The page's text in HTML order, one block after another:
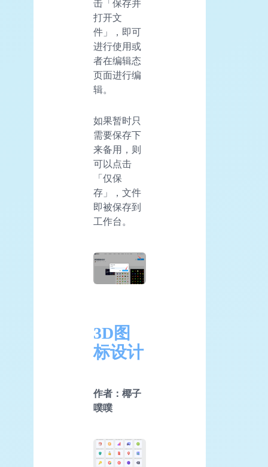
击「保存并
打开文
件」，即可
进行使用或
者在编辑态
页面进行编
辑。
如果暂时只
需要保存下
来备用，则
可以点击
「仅保
存」，文件
即被保存到
工作台。
3D图
标设计
作者：椰子
噗噗